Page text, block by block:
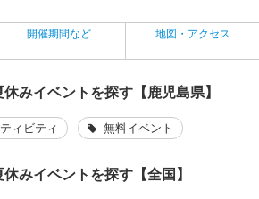
開催期間など 地図・アクセス
みイベントを探す【鹿児島県】
ィビティ 無料イベント
みイベントを探す【全国】